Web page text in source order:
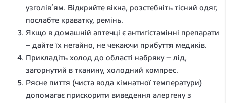
узголів’ям. Відкрийте вікна, розстебніть тісний одяг,
послабте краватку, ремінь.
Якщо в домашній аптечці є антигістамінні препарати
– дайте їх негайно, не чекаючи прибуття медиків.
Прикладіть холод до області набряку – лід,
загорнутий в тканину, холодний компрес.
Рясне пиття (чиста вода кімнатної температури)
допомагає прискорити виведення алергену з